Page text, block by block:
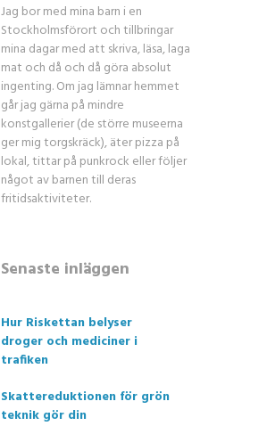
Jag bor med mina barn i en
Stockholmsförort och tillbringar
mina dagar med att skriva, läsa, laga
mat och då och då göra absolut
ingenting. Om jag lämnar hemmet
går jag gärna på mindre
konstgallerier (de större museerna
ger mig torgskräck), äter pizza på
lokal, tittar på punkrock eller följer
något av barnen till deras
fritidsaktiviteter.
Senaste inläggen
Hur Riskettan belyser
droger och mediciner i
trafiken
Skattereduktionen för grön
teknik gör din